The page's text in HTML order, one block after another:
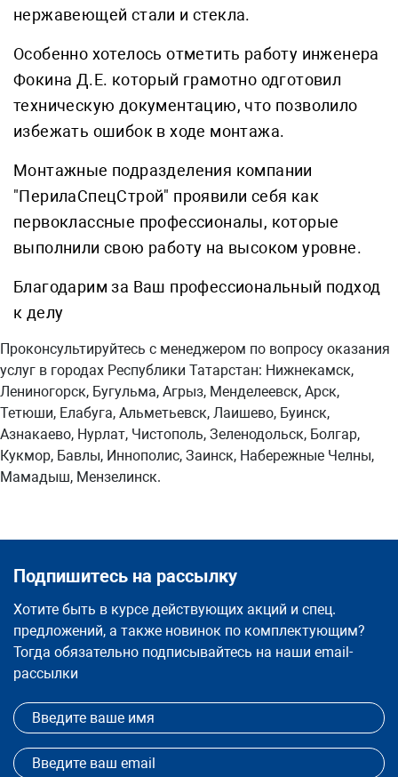
нержавеющей стали и стекла.
Особенно хотелось отметить работу инженера
Фокина Д.Е. который грамотно одготовил
техническую документацию, что позволило
избежать ошибок в ходе монтажа.
Монтажные подразделения компании
"ПерилаСпецСтрой" проявили себя как
первоклассные профессионалы, которые
выполнили свою работу на высоком уровне.
Благодарим за Ваш профессиональный подход
к делу
Проконсультируйтесь с менеджером по вопросу оказания
услуг в городах Республики Татарстан: Нижнекамск,
Лениногорск, Бугульма, Агрыз, Менделеевск, Арск,
Тетюши, Елабуга, Альметьевск, Лаишево, Буинск,
Азнакаево, Нурлат, Чистополь, Зеленодольск, Болгар,
Кукмор, Бавлы, Иннополис, Заинск, Набережные Челны,
Мамадыш, Мензелинск.
Подпишитесь на рассылку
Хотите быть в курсе действующих акций и спец.
предложений, а также новинок по комплектующим?
Тогда обязательно подписывайтесь на наши email-
рассылки